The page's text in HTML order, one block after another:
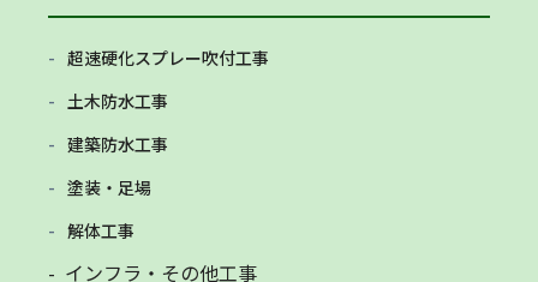
超速硬化スプレー吹付工事
土木防水工事
建築防水工事
塗装・足場
解体工事
- インフラ・その他工事